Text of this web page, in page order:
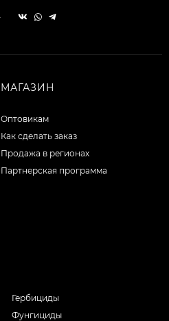
МАГАЗИН
Оптовикам
Как сделать заказ
Продажа в регионах
Партнерская программа
Гербициды
Фунгициды